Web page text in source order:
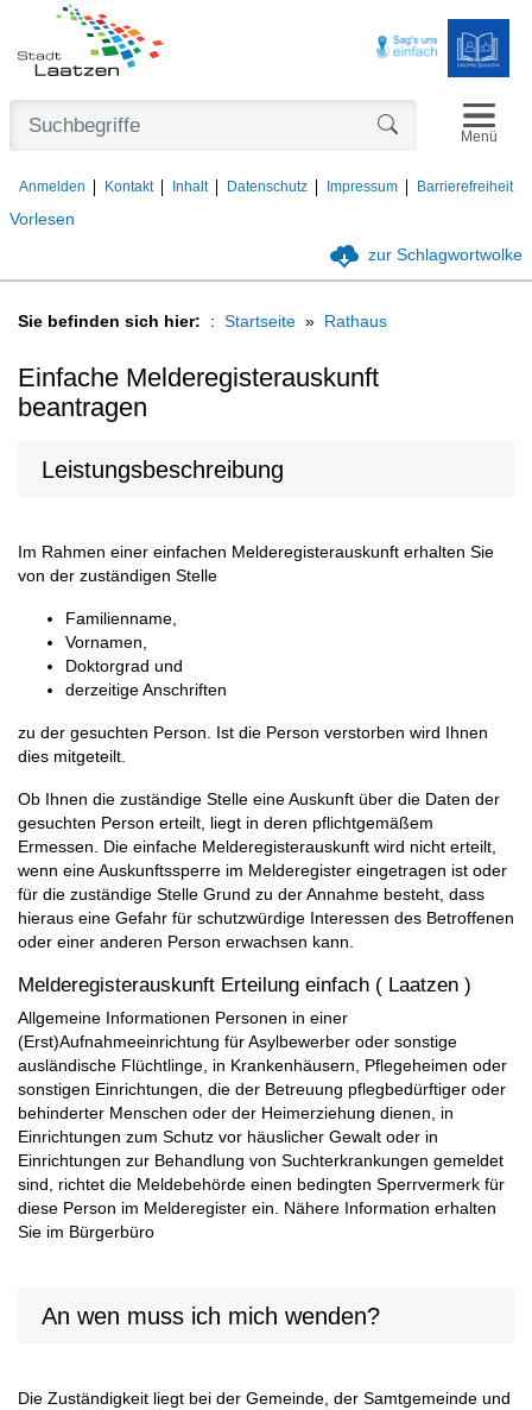
Vorlesen
Anmelden Kontakt Inhalt Datenschutz Impressum Barrierefreiheit
Menü
zur Schlagwortwolke
Sie befinden sich hier: Startseite Rathaus
Einfache Melderegisterauskunft
beantragen
Leistungsbeschreibung
Im Rahmen einer einfachen Melderegisterauskunft erhalten Sie
von der zuständigen Stelle
Familienname,
Vornamen,
Doktorgrad und
derzeitige Anschriften
zu der gesuchten Person. Ist die Person verstorben wird Ihnen
dies mitgeteilt.
Ob Ihnen die zuständige Stelle eine Auskunft über die Daten der
gesuchten Person erteilt, liegt in deren pflichtgemäßem
Ermessen. Die einfache Melderegisterauskunft wird nicht erteilt,
wenn eine Auskunftssperre im Melderegister eingetragen ist oder
für die zuständige Stelle Grund zu der Annahme besteht, dass
hieraus eine Gefahr für schutzwürdige Interessen des Betroffenen
oder einer anderen Person erwachsen kann.
Melderegisterauskunft Erteilung einfach ( Laatzen )
Allgemeine Informationen Personen in einer
(Erst)Aufnahmeeinrichtung für Asylbewerber oder sonstige
ausländische Flüchtlinge, in Krankenhäusern, Pflegeheimen oder
sonstigen Einrichtungen, die der Betreuung pflegbedürftiger oder
behinderter Menschen oder der Heimerziehung dienen, in
Einrichtungen zum Schutz vor häuslicher Gewalt oder in
Einrichtungen zur Behandlung von Suchterkrankungen gemeldet
sind, richtet die Meldebehörde einen bedingten Sperrvermerk für
diese Person im Melderegister ein. Nähere Information erhalten
Sie im Bürgerbüro
An wen muss ich mich wenden?
Die Zuständigkeit liegt bei der Gemeinde, der Samtgemeinde und